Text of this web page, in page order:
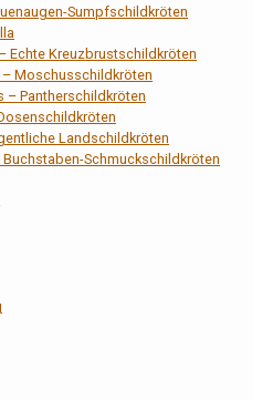
Sumpfschildkröten
Echte Kreuzbrustschildkröten
Moschusschildkröten
– Pantherschildkröten
Landschildkröten
Schmuckschildkröten